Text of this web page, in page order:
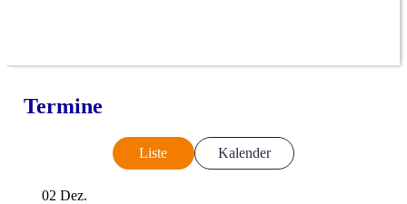
Termine
Liste Kalender
02 Dez.